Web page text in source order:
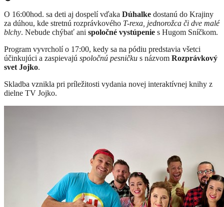
​O 16:00hod. sa deti aj dospelí vďaka Dúhalke dostanú do Krajiny
za dúhou, kde stretnú rozprávkového T-rexa, jednorožca či dve malé
blchy. Nebude chýbať ani spoločné vystúpenie s Hugom Sníčkom.
Program vyvrcholí o 17:00, kedy sa na pódiu predstavia všetci
účinkujúci a zaspievajú spoločnú pesničku s názvom Rozprávkový
svet Jojko.
Skladba vznikla pri príležitosti vydania novej interaktívnej knihy z
dielne TV Jojko.